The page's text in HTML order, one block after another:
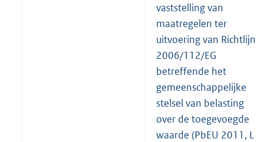
vaststelling van
maatregelen ter
uitvoering van Richtlijn
2006/112/EG
betreffende het
gemeenschappelijke
stelsel van belasting
over de toegevoegde
waarde (PbEU 2011, L